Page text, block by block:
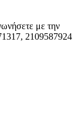
με την
2109587924